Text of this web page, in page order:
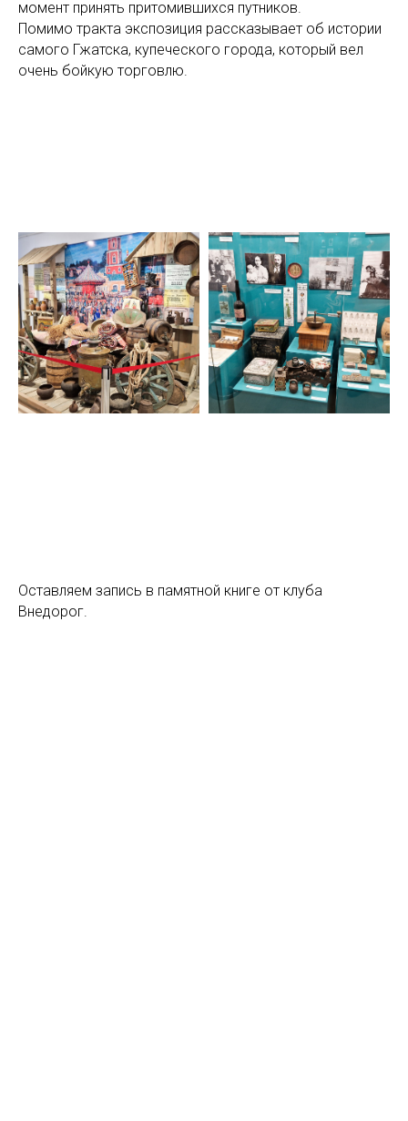
момент принять притомившихся путников.
Помимо тракта экспозиция рассказывает об истории
самого Гжатска, купеческого города, который вел
очень бойкую торговлю.
Оставляем запись в памятной книге от клуба
Внедорог.